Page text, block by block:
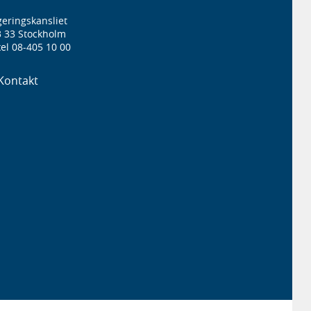
33 Stockholm
08-405 10 00